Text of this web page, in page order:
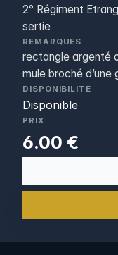
2° Régiment
sertie
REMARQUES
rectangle argenté
mule broché d’une
DISPONIBILITÉ
Disponible
PRIX
6.00 €